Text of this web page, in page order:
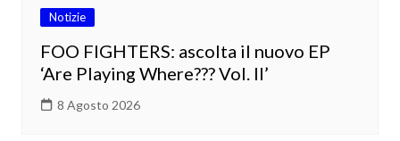
Notizie
FOO FIGHTERS: ascolta il nuovo EP
‘Are Playing Where??? Vol. II’
8 Agosto 2026